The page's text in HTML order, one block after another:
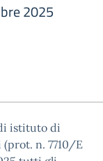
2025
istituto di
n. 7710/E